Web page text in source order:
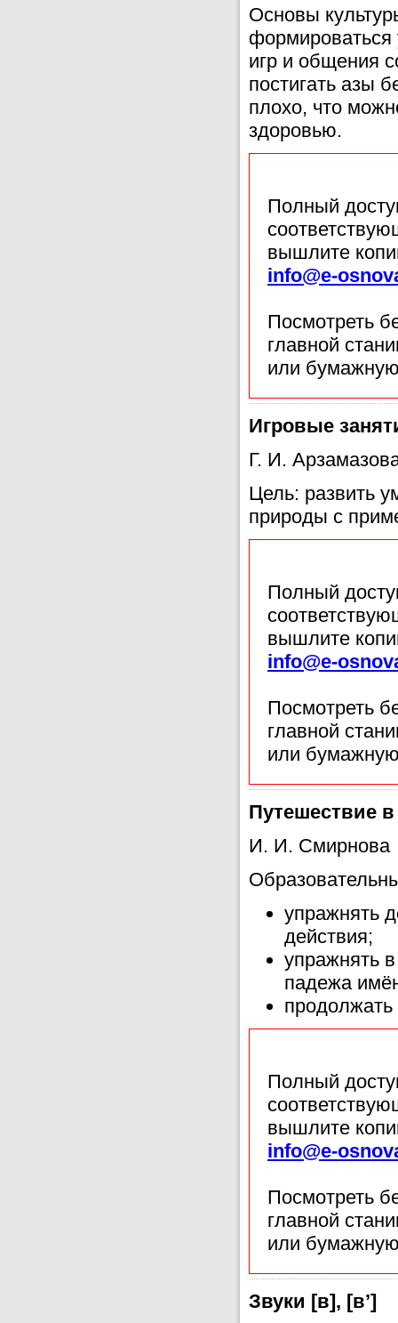
Основы
формироваться
игр и общения
постигать азы
плохо, что
здоровью.
Полный
вышлите
info@e-
Посмотреть
главной
или
Игровые
Г. И.
Цель: развить
природы с
Полный
вышлите
info@e-
Посмотреть
главной
или
Путешествие
И. И. Смирнова
упражнять
действия;
упражнять
падежа
продолжать
Полный
вышлите
info@e-
Посмотреть
главной
или
Звуки [в], [в’]